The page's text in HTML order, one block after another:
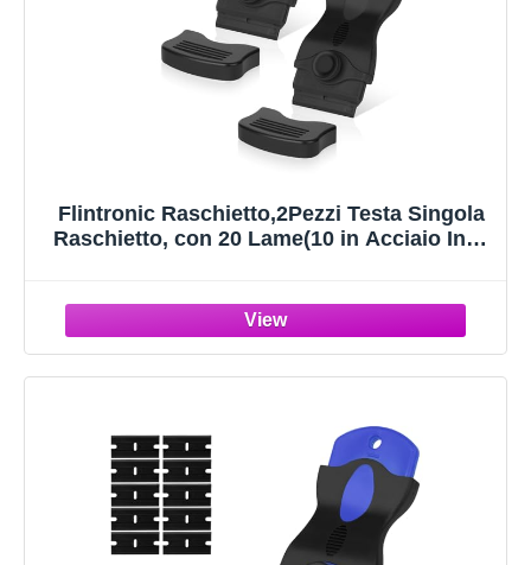
Flintronic Raschietto,2Pezzi Testa Singola
Raschietto, con 20 Lame(10 in Acciaio Inox
Finestre, Specchi, Piastrelle-Nero